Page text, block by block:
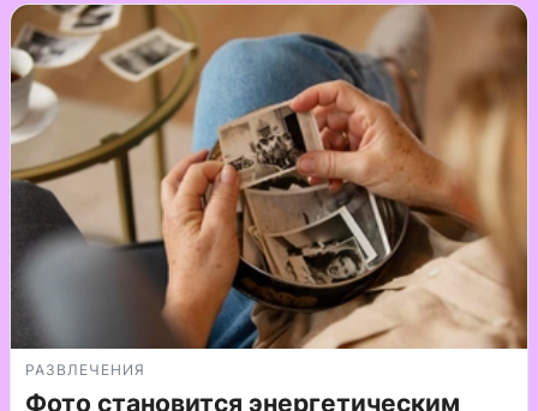
РАЗВЛЕЧЕНИЯ
Фото становится энергетическим